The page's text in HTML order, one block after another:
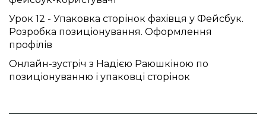
Урок 12 - Упаковка сторінок фахівця у Фейсбук.
Розробка позиціонування. Оформлення
профілів
Онлайн-зустріч з Надією Раюшкіною по
позиціонуванню і упаковці сторінок